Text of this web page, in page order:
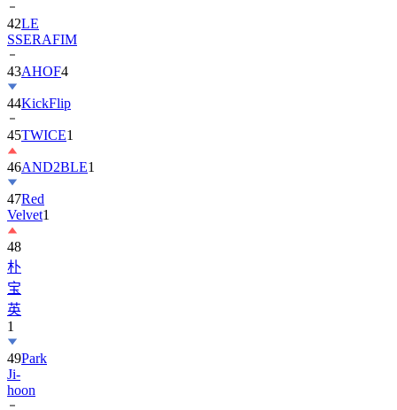
42LE
SSERAFIM
43AHOF4
44KickFlip
45TWICE1
46AND2BLE1
47Red
Velvet1
48
朴
宝
英
1
49Park
Ji-
hoon